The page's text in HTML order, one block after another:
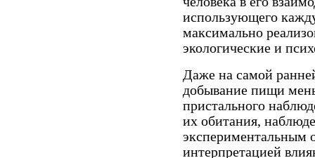
использующего
максимально
экологические и
Даже на самой
добывание пищи
пристального
их обитания,
экспериментальным
интерпретацией